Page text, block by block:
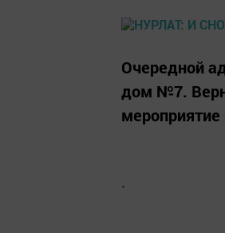
Очередной
дом №7.
мероприятие
.